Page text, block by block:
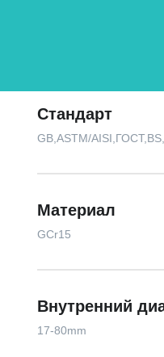
Стандарт
GB,ASTM/
Материал
GCr15
Внутренний
17-80mm